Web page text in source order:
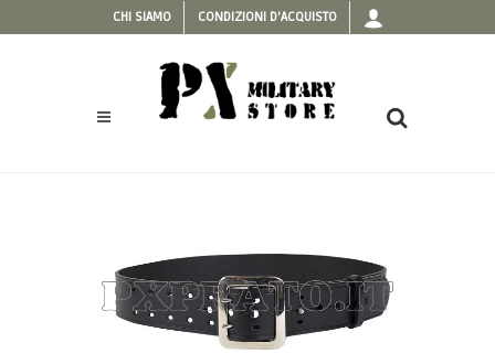
CHI SIAMO CONDIZIONI D'ACQUISTO